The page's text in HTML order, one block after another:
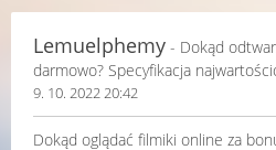
Lemuelphemy - Dokąd
darmowo? Specyfikacja
9. 10. 2022 20:42
Dokąd oglądać filmiki online za